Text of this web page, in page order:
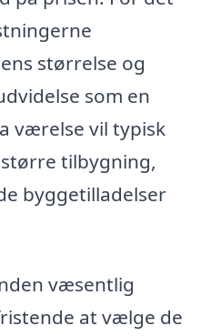
størrelse og
som en
værelse vil typisk
tilbygning,
byggetilladelser
væsentlig
at vælge de